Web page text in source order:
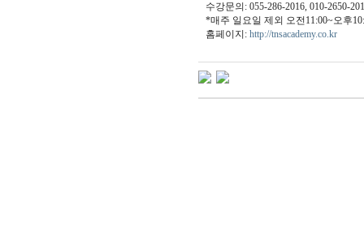
수강문의: 055-286-2016, 010-2650-
*매주 일요일 제외 오전11:00~오후
홈페이지:http://tnsacademy.co.kr